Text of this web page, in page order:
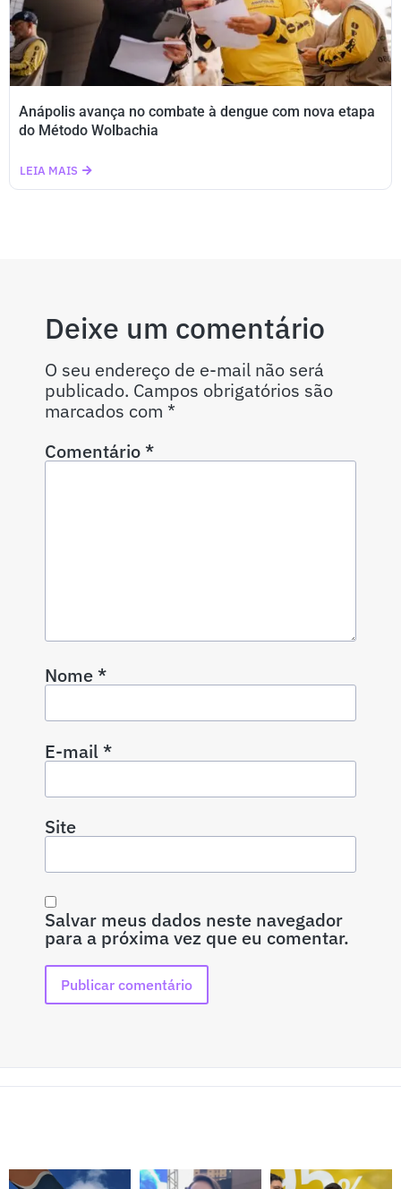
Anápolis avança no combate à dengue com nova etapa
do Método Wolbachia
LEIA MAIS
Deixe um comentário
O seu endereço de e-mail não será
publicado. Campos obrigatórios são
marcados com *
Comentário*
Nome*
E-mail*
Site
Salvar meus dados neste navegador
para a próxima vez que eu comentar.